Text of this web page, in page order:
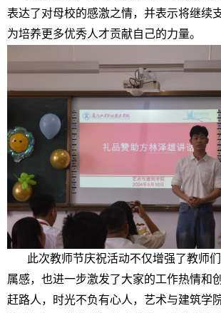
表达了对母校的感激之情，并表示将继续
为培养更多优秀人才贡献自己的力量。
此次教师节庆祝活动不仅增强了教师
属感，也进一步激发了大家的工作热情和
赶路人，时光不负有心人，艺术与建筑学